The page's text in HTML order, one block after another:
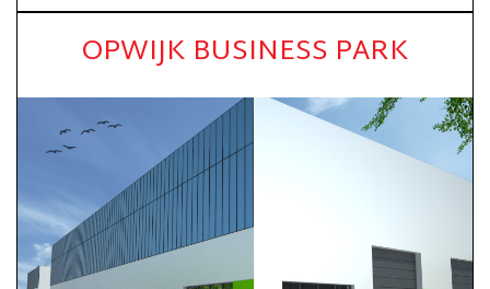
OPWIJK BUSINESS PARK